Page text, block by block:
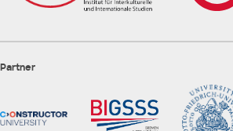
Partner